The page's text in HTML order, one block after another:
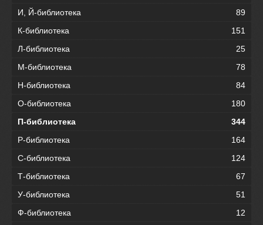
И, Й-библиотека
89
К-библиотека
151
Л-библиотека
25
М-библиотека
78
Н-библиотека
84
О-библиотека
180
П-библиотека
344
Р-библиотека
164
С-библиотека
124
Т-библиотека
67
У-библиотека
51
Ф-библиотека
12